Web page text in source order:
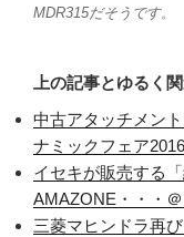
MDR315だそうです。
上の記事とゆるく
中古アタッチメン
ナミックフェア2016
イセキが販売する
AMAZONE・・・
三菱マヒンドラ再